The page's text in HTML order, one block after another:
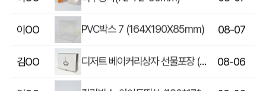
이OO 08-07
김OO 디저트 베이커리상자 선물포장 (265*210*85mm) 08-06
임OO 칼라박스_아이돈띵쏘 (180*17*10mm) 08-06